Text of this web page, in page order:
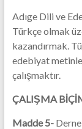
Adıge Dili ve
Türkçe olmak
kazandırmak.
edebiyat
çalışmaktır.
ÇALIŞMA
Madde 5-